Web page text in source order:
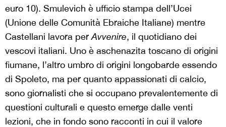
euro 10). Smulevich è ufficio stampa dell’Ucei
(Unione delle Comunità Ebraiche Italiane) mentre
Castellani lavora perAvvenire, il quotidiano dei
vescovi italiani. Uno è aschenazita toscano di origini
fiumane, l’altro umbro di origini longobarde essendo
di Spoleto, ma per quanto appassionati di calcio,
sono giornalisti che si occupano prevalentemente di
questioni culturali e questo emerge dalle venti
lezioni, che in fondo sono racconti in cui il valore